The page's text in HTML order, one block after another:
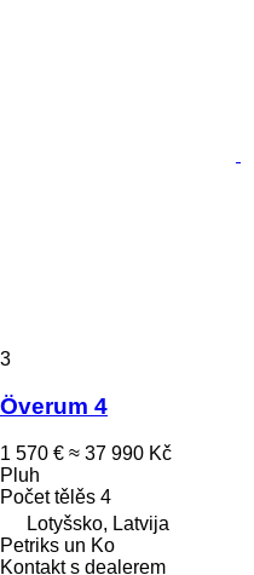
3
Överum 4
1 570 € ≈ 37 990 Kč
Pluh
Počet tělěs 4
Lotyšsko, Latvija
Petriks un Ko
Kontakt s dealerem